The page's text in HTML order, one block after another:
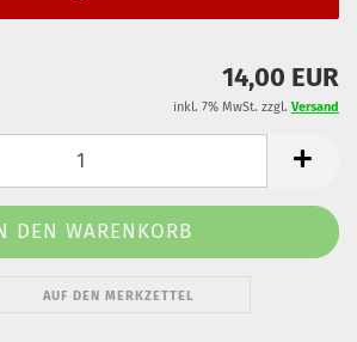
14,00 EUR
inkl. 7% MwSt. zzgl. Versand
AUF DEN MERKZETTEL